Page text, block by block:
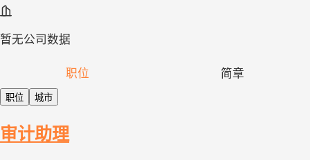
暂无公司数据
职位 简章
职位 城市
审计助理